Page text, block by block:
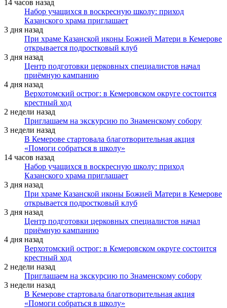
14 часов назад
Набор учащихся в воскресную школу: приход
Казанского храма приглашает
3 дня назад
При храме Казанской иконы Божией Матери в Кемерове
открывается подростковый клуб
3 дня назад
Центр подготовки церковных специалистов начал
приёмную кампанию
4 дня назад
Верхотомский острог: в Кемеровском округе состоится
крестный ход
2 недели назад
Приглашаем на экскурсию по Знаменскому собору
3 недели назад
В Кемерове стартовала благотворительная акция
«Помоги собраться в школу»
14 часов назад
Набор учащихся в воскресную школу: приход
Казанского храма приглашает
3 дня назад
При храме Казанской иконы Божией Матери в Кемерове
открывается подростковый клуб
3 дня назад
Центр подготовки церковных специалистов начал
приёмную кампанию
4 дня назад
Верхотомский острог: в Кемеровском округе состоится
крестный ход
2 недели назад
Приглашаем на экскурсию по Знаменскому собору
3 недели назад
В Кемерове стартовала благотворительная акция
«Помоги собраться в школу»